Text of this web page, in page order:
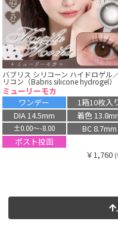
バブリス シリコーン ハイドロゲル
リコン（Babris silicone hydrogel）
ミューリーモカ
ワンデー
1箱10枚入
DIA 14.5mm
着色
±0.00〜-8.00
BC 8.7mm
ポスト投函
￥1,760